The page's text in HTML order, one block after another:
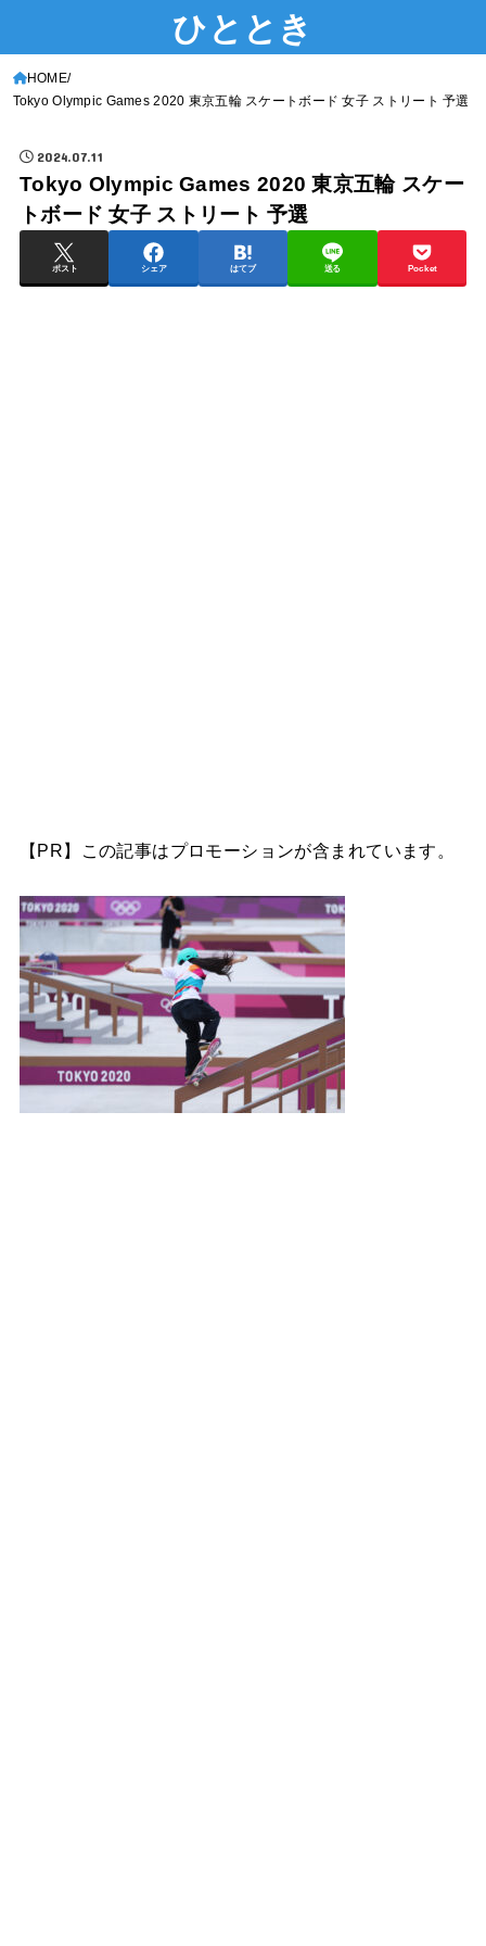
ひととき
HOME
Tokyo Olympic Games 2020 東京五輪 スケートボード 女子 ストリート 予選
2024.07.11
Tokyo Olympic Games 2020 東京五輪 スケー
トボード 女子 ストリート 予選
ポスト シェア はてブ 送る Pocket
【PR】この記事はプロモーションが含まれています。